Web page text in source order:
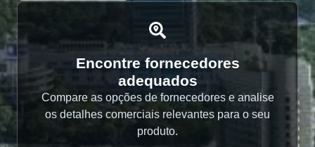
Encontre fornecedores
adequados
Compare as opções de fornecedores e analise
os detalhes comerciais relevantes para o seu
produto.